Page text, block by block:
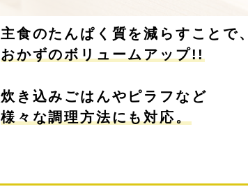
主食のたんぱく質を減らすことで、
おかずのボリュームアップ!!
炊き込みごはんやピラフなど
様々な調理方法にも対応。